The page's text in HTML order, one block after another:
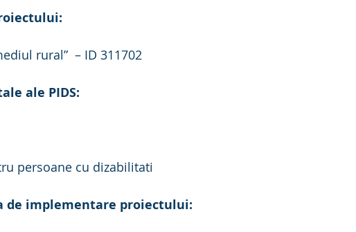
rural”  – ID 311702
ale PIDS:
persoane cu dizabilitati
de implementare proiectului: